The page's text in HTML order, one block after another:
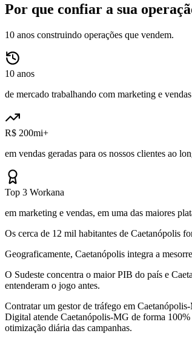
Por que confiar a sua
10 anos construindo operações que vendem.
10 anos
de mercado trabalhando com marketing e
R$ 200mi+
em vendas geradas para os nossos clientes ao
Top 3 Workana
em marketing e vendas, em uma das maiores
Os cerca de 12 mil habitantes de Caetanópolis
Geograficamente, Caetanópolis integra a
O Sudeste concentra o maior PIB do país e
entenderam o jogo antes.
Contratar um gestor de tráfego em
Digital atende Caetanópolis-MG de forma 100%
otimização diária das campanhas.